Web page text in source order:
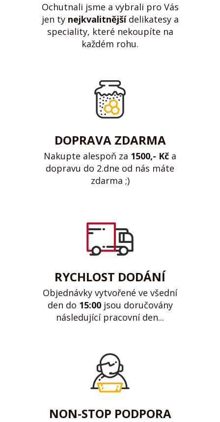
Ochutnali jsme a vybrali pro Vás
jen ty nejkvalitnějšídelikatesy a
speciality, které nekoupíte na
každém rohu.
DOPRAVA ZDARMA
Nakupte alespoň za 1500,- Kč a
dopravu do 2.dne od nás máte
zdarma ;)
RYCHLOST DODÁNÍ
Objednávky vytvořené ve všední
den do 15:00jsou doručovány
následující pracovní den...
NON-STOP PODPORA